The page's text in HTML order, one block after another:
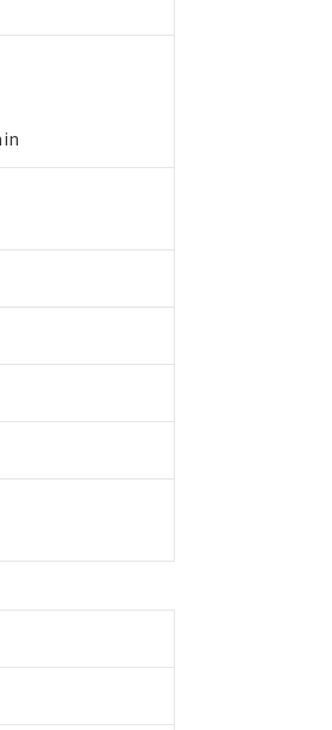
している更新日時点での社内データに基
および標準価格とは異なる場合があるこ
お取引先、またはお客様担当のオムロ
「
）をご利用いただくには、I-Webメンバ
との取引・商談に必要な範囲で利用す
以下
外項目は除く。
な使用がないことを確認しています。
できます。
対応では、対応完了までの期間は出
ました。
ることから、特段のことがない限り、
100ppm、
) : 1000ppm、 PBDEs(ポリ臭化ジフェニルエーテ
チル) : 1000ppm、 BBP(フタル酸ブチルベンジル) :
下であることを示します。
部に漏えいし、環境に深刻な影響を及
わせください。
破砕するなど、違法に輸出されないよう
学兵器、生物兵器またはその他武器並
は、上記1、2および3の内容を当該第三
係者が違法に輸出するおそれがある場合
お客様のお取引先、またはお客様担当
さい)
公開していない機種